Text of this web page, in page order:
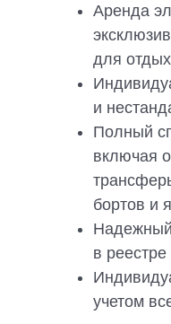
Аренда
для
и
Полный
включая
бортов и
в
учетом